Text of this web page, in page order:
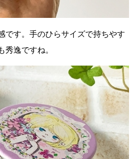
です。手のひらサイズで持ちやす
逸ですね。